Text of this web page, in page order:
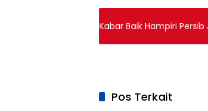
Kabar Baik Hampiri
Pos Terkait